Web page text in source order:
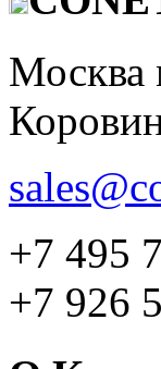
Москва
+7 495
+7 926